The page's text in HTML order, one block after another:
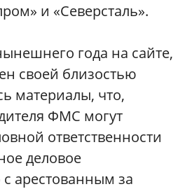
и «Северсталь».
года на сайте,
своей близостью
материалы, что,
ФМС могут
ответственности
деловое
с арестованным за